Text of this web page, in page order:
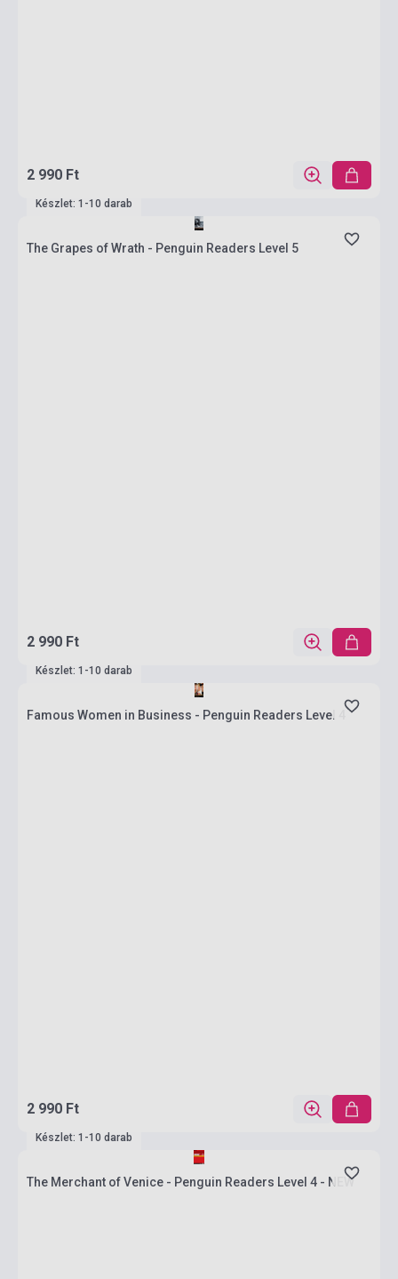
2 990 Ft
Készlet: 1-10 darab
The Grapes of Wrath - Penguin Readers Level 5
2 990 Ft
Készlet: 1-10 darab
Famous Women in Business - Penguin Readers Level 4
2 990 Ft
Készlet: 1-10 darab
The Merchant of Venice - Penguin Readers Level 4 - NEW